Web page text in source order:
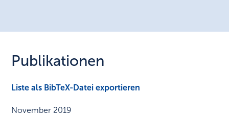
Publikationen
Liste als BibTeX-Datei exportieren
November 2019